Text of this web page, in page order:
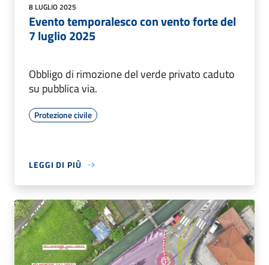
8 LUGLIO 2025
Evento temporalesco con vento forte del
7 luglio 2025
Obbligo di rimozione del verde privato caduto
su pubblica via.
Protezione civile
LEGGI DI PIÙ